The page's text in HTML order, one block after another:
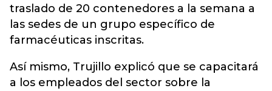
traslado de 20 contenedores a la semana a
las sedes de un grupo específico de
farmacéuticas inscritas.
Así mismo, Trujillo explicó que se capacitará
a los empleados del sector sobre la